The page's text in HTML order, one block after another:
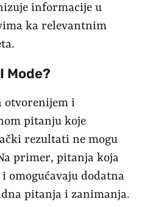
informacije u
ka relevantnim
Mode?
otvorenijem i
pitanju koje
rezultati ne mogu
primer, pitanja koja
omogućavaju dodatna
pitanja i zanimanja.